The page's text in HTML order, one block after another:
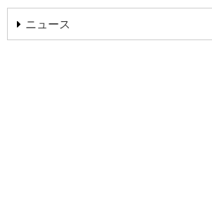
ニュース